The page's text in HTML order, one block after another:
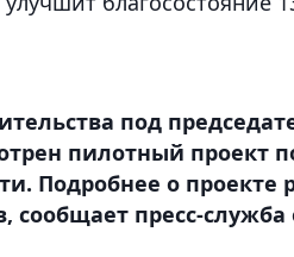
под
пилотный проект
Подробнее о проекте
сообщает пресс-служба